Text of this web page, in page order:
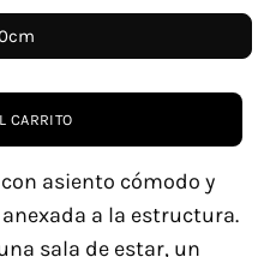
CARRITO
asiento cómodo y
a la estructura.
sala de estar, un